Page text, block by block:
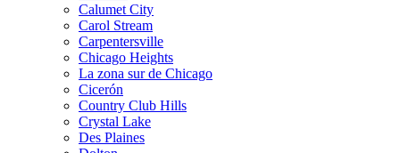
Calumet City
Carol Stream
Carpentersville
Chicago Heights
La zona sur de Chicago
Cicerón
Country Club Hills
Crystal Lake
Des Plaines